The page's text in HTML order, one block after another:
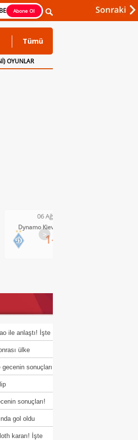
Abone Ol
Tümü
OYUNLAR
06 Ağustos
Dynamo Kiev-Qarabag FK
1-0
>
ile anlaştı! İşte
ülke
sonuçları
sonuçları!
gol oldu
kararı! İşte